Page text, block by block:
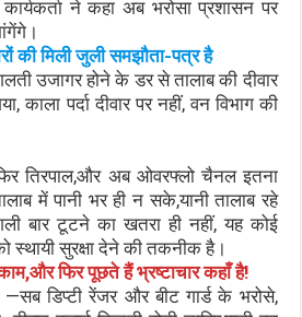
ने कहा अब भरोसा प्रशासन पर
की मिली जुली समझौता-पत्र है
उजागर होने के डर से तालाब की दीवार
काला पर्दा दीवार पर नहीं, वन विभाग की
तिरपाल,और अब ओवरफ्लो चैनल इतना
में पानी भर ही न सके,यानी तालाब रहे
बार टूटने का खतरा ही नहीं, यह कोई
स्थायी सुरक्षा देने की तकनीक है।
फिर पूछते हैं भ्रष्टाचार कहाँ है!
—सब डिप्टी रेंजर और बीट गार्ड के भरोसे,